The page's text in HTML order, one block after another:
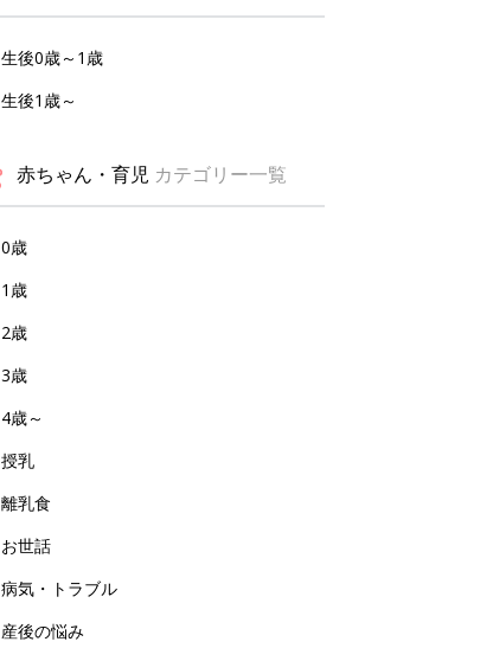
生後0歳～1歳
生後1歳～
赤ちゃん・育児 カテゴリー一覧
0歳
1歳
2歳
3歳
4歳～
授乳
離乳食
お世話
病気・トラブル
産後の悩み